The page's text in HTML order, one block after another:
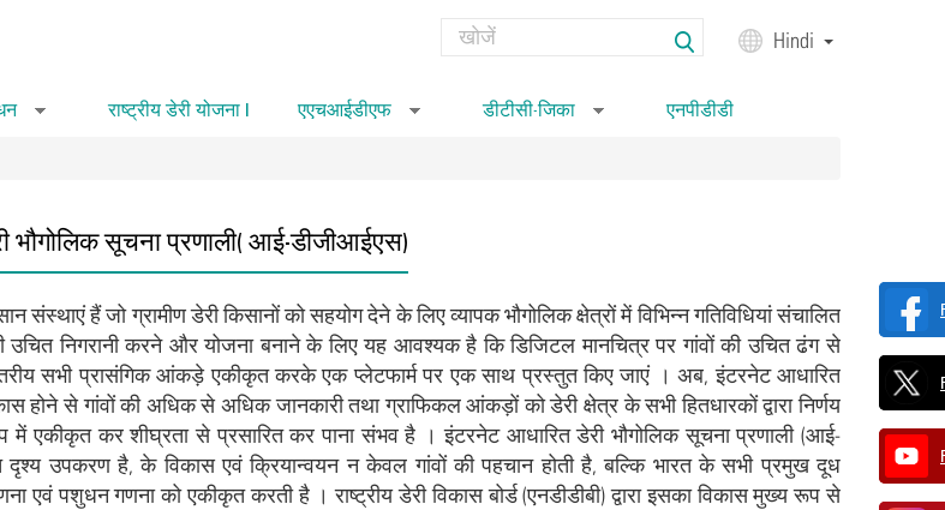
Search Hindi
राष्ट्रीय डेरी योजना I एएचआईडीएफ डीटीसी-जिका एनपीडीडी
भौगोलिक सूचना प्रणाली (आई-डीजीआईएस)
संस्‍थाएं हैं जो ग्रामीण डेरी किसानों को सहयोग देने के लिए व्यापक भौगोलिक क्षेत्रों में विभिन्‍न गतिविधियां संचालित
उचित निगरानी करने और योजना बनाने के लिए यह आवश्‍यक है कि डिजिटल मानचित्र पर गांवों की उचित ढंग से
सभी प्रासंगिक आंकड़े एकीकृत करके एक प्‍लेटफार्म पर एक साथ प्रस्‍तुत किए जाएं । अब, इंटरनेट आधारित
होने से गांवों की अधिक से अधिक जानकारी तथा ग्राफिकल आंकड़ों को डेरी क्षेत्र के सभी हितधारकों द्वारा निर्णय
एकीकृत कर शीघ्रता से प्रसारित कर पाना संभव है । इंटरनेट आधारित डेरी भौगोलिक सूचना प्रणाली (आई-
उपकरण है, के विकास एवं क्रियान्‍वयन न केवल गांवों की पहचान होती है, बल्कि भारत के सभी प्रमुख दूध
एवं पशुधन गणना को एकीकृत करती है । राष्‍ट्रीय डेरी विकास बोर्ड (एनडीडीबी) द्वारा इसका विकास मुख्‍य रूप से